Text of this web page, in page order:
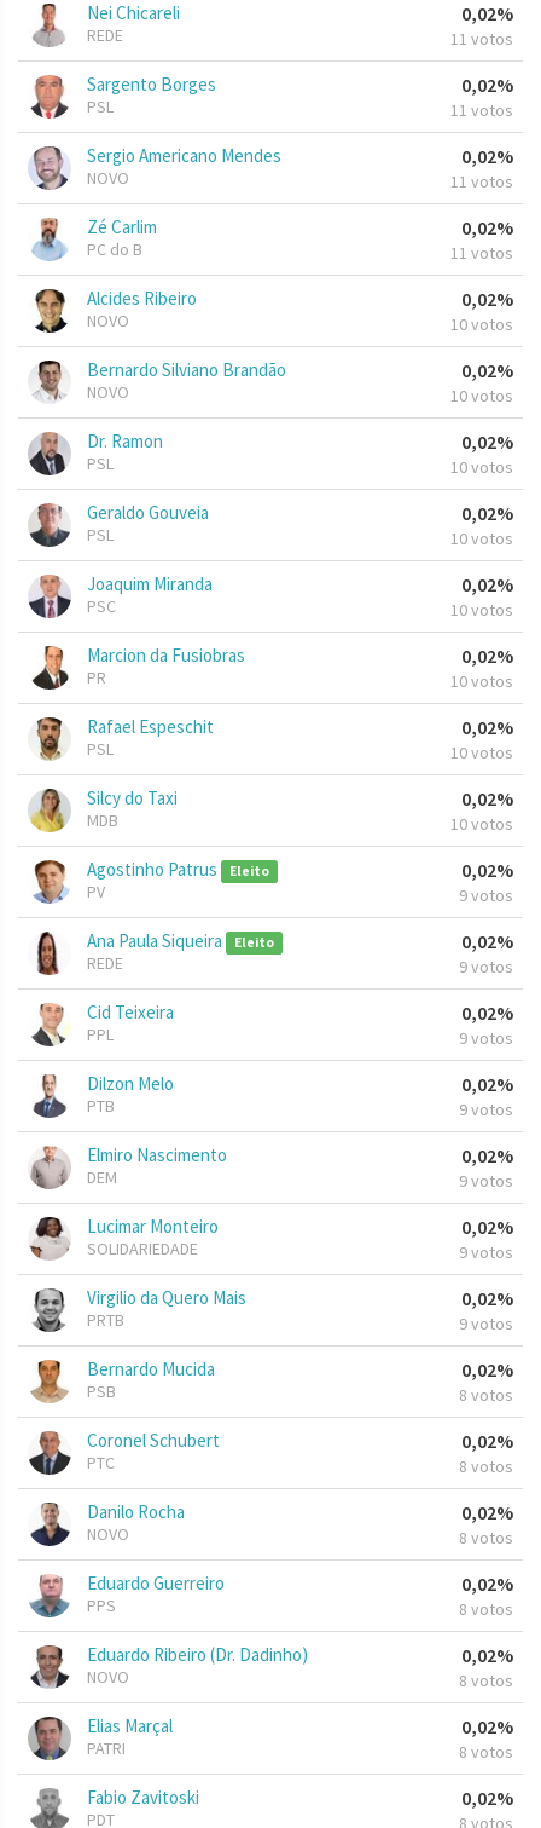
Nei Chicareli
REDE
0,02%
11 votos
Sargento Borges
PSL
0,02%
11 votos
Sergio Americano Mendes
NOVO
0,02%
11 votos
Zé Carlim
PC do B
0,02%
11 votos
Alcides Ribeiro
NOVO
0,02%
10 votos
Bernardo Silviano Brandão
NOVO
0,02%
10 votos
Dr. Ramon
PSL
0,02%
10 votos
Geraldo Gouveia
PSL
0,02%
10 votos
Joaquim Miranda
PSC
0,02%
10 votos
Marcion da Fusiobras
PR
0,02%
10 votos
Rafael Espeschit
PSL
0,02%
10 votos
Silcy do Taxi
MDB
0,02%
10 votos
Agostinho Patrus Eleito
PV
0,02%
9 votos
Ana Paula Siqueira Eleito
REDE
0,02%
9 votos
Cid Teixeira
PPL
0,02%
9 votos
Dilzon Melo
PTB
0,02%
9 votos
Elmiro Nascimento
DEM
0,02%
9 votos
Lucimar Monteiro
SOLIDARIEDADE
0,02%
9 votos
Virgilio da Quero Mais
PRTB
0,02%
9 votos
Bernardo Mucida
PSB
0,02%
8 votos
Coronel Schubert
PTC
0,02%
8 votos
Danilo Rocha
NOVO
0,02%
8 votos
Eduardo Guerreiro
PPS
0,02%
8 votos
Eduardo Ribeiro (Dr. Dadinho)
NOVO
0,02%
8 votos
Elias Marçal
PATRI
0,02%
8 votos
Fabio Zavitoski
PDT
0,02%
8 votos